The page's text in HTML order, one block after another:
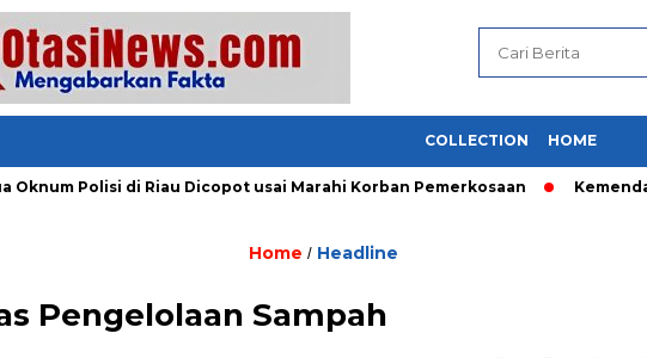
COLLECTION HOME
Polisi di Riau Dicopot usai Marahi Korban Pemerkosaan Kemendag
Home / Headline
Pengelolaan Sampah